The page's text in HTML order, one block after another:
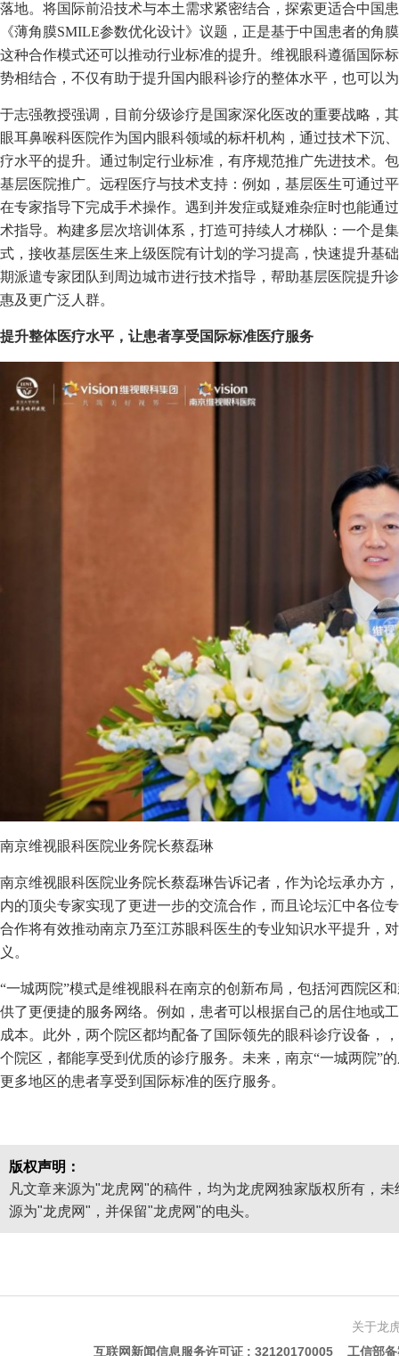
落地。将国际前沿技术与本土需求紧密结合，探索更适合中国
《薄角膜SMILE参数优化设计》议题，正是基于中国患者的角
这种合作模式还可以推动行业标准的提升。维视眼科遵循国际
势相结合，不仅有助于提升国内眼科诊疗的整体水平，也可以
于志强教授强调，目前分级诊疗是国家深化医改的重要战略，
眼耳鼻喉科医院作为国内眼科领域的标杆机构，通过技术下沉
疗水平的提升。通过制定行业标准，有序规范推广先进技术。
基层医院推广。远程医疗与技术支持：例如，基层医生可通过
在专家指导下完成手术操作。遇到并发症或疑难杂症时也能通
术指导。构建多层次培训体系，打造可持续人才梯队：一个是
式，接收基层医生来上级医院有计划的学习提高，快速提升基
期派遣专家团队到周边城市进行技术指导，帮助基层医院提升
惠及更广泛人群。
提升整体医疗水平，让患者享受国际标准医疗服务
南京维视眼科医院业务院长蔡磊琳
南京维视眼科医院业务院长蔡磊琳告诉记者，作为论坛承办方
内的顶尖专家实现了更进一步的交流合作，而且论坛汇中各位
合作将有效推动南京乃至江苏眼科医生的专业知识水平提升，
义。
“一城两院”模式是维视眼科在南京的创新布局，包括河西院区
供了更便捷的服务网络。例如，患者可以根据自己的居住地或
成本。此外，两个院区都均配备了国际领先的眼科诊疗设备，
个院区，都能享受到优质的诊疗服务。未来，南京“一城两院”
更多地区的患者享受到国际标准的医疗服务。
版权声明：
凡文章来源为"龙虎网"的稿件，均为龙虎网独家版权所有，
源为"龙虎网"，并保留"龙虎网"的电头。
关于龙
互联网新闻信息服务许可证 : 32120170005 工信部